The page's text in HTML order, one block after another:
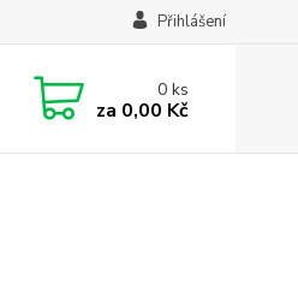
Přihlášení
0ks
za 0,00 Kč